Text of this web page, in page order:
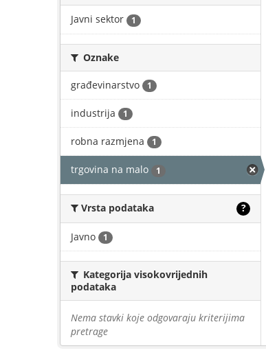
Javni sektor 1
Oznake
građevinarstvo 1
industrija 1
robna razmjena 1
trgovina na malo 1
Vrsta podataka ?
Javno 1
Kategorija visokovrijednih
podataka
Nema stavki koje odgovaraju kriterijima
pretrage